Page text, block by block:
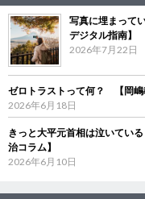
写真に埋まって
デジタル指南】
2026年7月22日
ゼロトラストって何？ 【岡嶋
2026年6月18日
きっと大平元首相は泣いてい
治コラム】
2026年6月10日